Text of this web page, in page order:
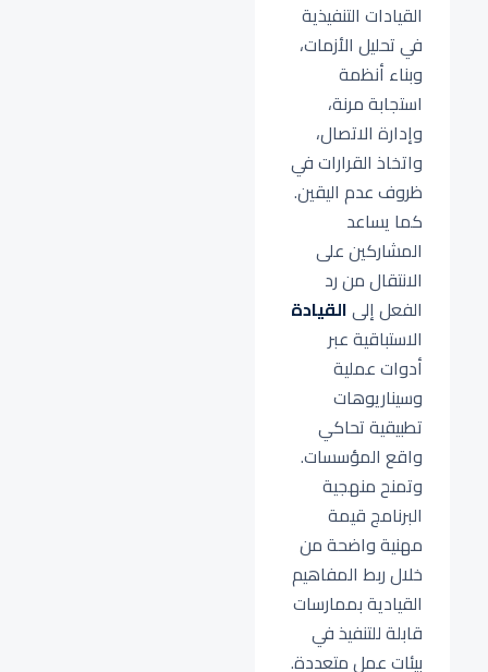
القيادات التنفيذية
في تحليل الأزمات،
وبناء أنظمة
استجابة مرنة،
وإدارة الاتصال،
واتخاذ القرارات في
ظروف عدم اليقين.
كما يساعد
المشاركين على
الانتقال من رد
الفعل إلىالقيادة
الاستباقية عبر
أدوات عملية
وسيناريوهات
تطبيقية تحاكي
واقع المؤسسات.
وتمنح منهجية
البرنامج قيمة
مهنية واضحة من
خلال ربط المفاهيم
القيادية بممارسات
قابلة للتنفيذ في
بيئات عمل متعددة.